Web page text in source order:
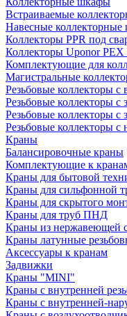
Встраиваемые
Навесные
Коллекторы PPR под
Коллекторы Uponor PEX
Комплектующие для
Магистральные
Резьбовые коллекторы с
Резьбовые коллекторы
Резьбовые коллекторы
Резьбовые коллекторы с
Краны
Балансировочные краны
Комплектующие к
Краны для бытовой
Краны для сильфонной
Краны для скрытого
Краны для труб ПНД
Краны из нержавеющей
Краны латунные
Аксессуары к кранам
Задвижки
Краны "MINI"
Краны с внутренней
Краны с внутренней-